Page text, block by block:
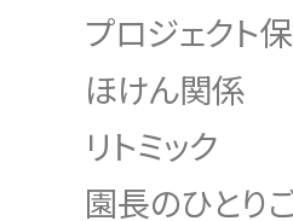
プロジェクト
ほけん関係
リトミック
園長のひとり